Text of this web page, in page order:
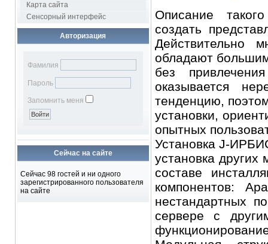
Карта сайта
Сенсорный интерфейс
Авторизация
Фамилия
Пароль
Запомнить меня
Сейчас на сайте
Сейчас 98 гостей и ни одного
зарегистрированного пользователя
на сайте
Описание
создать
Действительно
обладают
без
оказывается
тенденцию,
установки,
опытных
Установка J-
установка
составе
компонентов:
нестандартных
сервере с